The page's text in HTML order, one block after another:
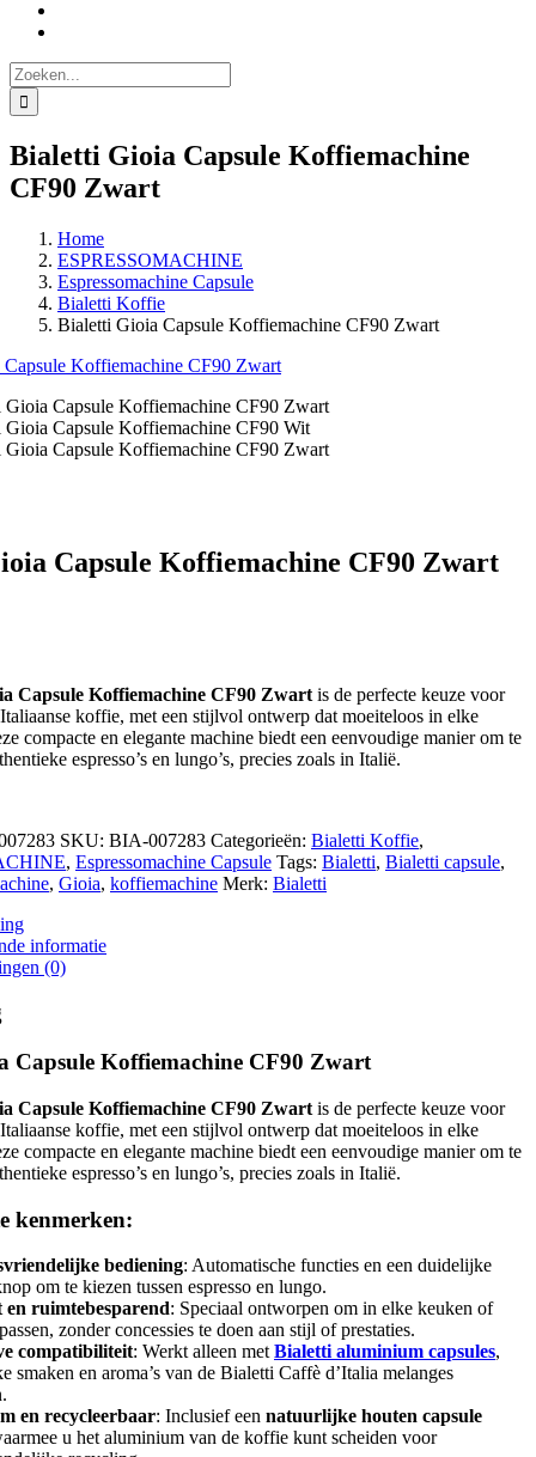
Zoeken
naar:
Bialetti Gioia Capsule Koffiemachine
CF90 Zwart
Home
ESPRESSOMACHINE
Espressomachine Capsule
Bialetti Koffie
Bialetti Gioia Capsule Koffiemachine CF90 Zwart
Capsule Koffiemachine CF90 Zwart
Capsule Koffiemachine CF90 Zwart is de perfecte keuze voor
koffie, met een stijlvol ontwerp dat moeiteloos in elke
compacte en elegante machine biedt een eenvoudige manier om te
espresso’s en lungo’s, precies zoals in Italië.
SKU: BIA-007283 Categorieën: Bialetti Koffie,
, Espressomachine Capsule Tags: Bialetti, Bialetti capsule,
, Gioia, koffiemachine Merk: Bialetti
informatie
(0)
Capsule Koffiemachine CF90 Zwart
Capsule Koffiemachine CF90 Zwart is de perfecte keuze voor
koffie, met een stijlvol ontwerp dat moeiteloos in elke
compacte en elegante machine biedt een eenvoudige manier om te
espresso’s en lungo’s, precies zoals in Italië.
kenmerken:
bediening: Automatische functies en een duidelijke
om te kiezen tussen espresso en lungo.
en ruimtebesparend: Speciaal ontworpen om in elke keuken of
zonder concessies te doen aan stijl of prestaties.
compatibiliteit: Werkt alleen met Bialetti aluminium capsules,
smaken en aroma’s van de Bialetti Caffè d’Italia melanges
en recycleerbaar: Inclusief een natuurlijke houten capsule
u het aluminium van de koffie kunt scheiden voor